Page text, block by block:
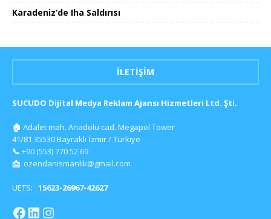
Karadeniz’de Iha Saldırısı
İLETIŞIM
SUCUDO Dijital Medya Reklam Ajansı Hizmetleri Ltd. Şti.
🏠 Adalet mah. Anadolu cad. Megapol Tower
41/81 35530 Bayraklı İzmir / Türkiye
📞 +90 (553) 770 52 69
📩 ozendanismanlik@gmail.com
UETS: 15623-26967-42627